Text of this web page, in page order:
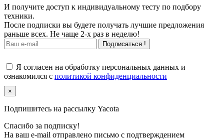
И получите доступ к индивидуальному тесту по подбору
техники.
После подписки вы будете получать лучшие предложения
раньше всех. Не чаще 2-х раз в неделю!
Подписаться !
Я согласен на обработку персональных данных и
ознакомился с политикой конфиденциальности
×
Подпишитесь на рассылку Yacota
Спасибо за подписку!
На ваш e-mail отправлено письмо с подтверждением